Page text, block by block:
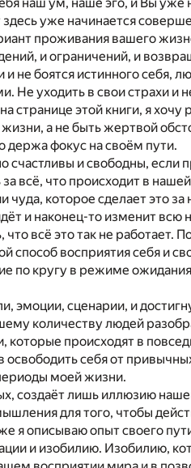
уже начинается
проживания вашего
и ограничений, и
не боятся истинного себя,
Не уходить в свои страхи и
этой книги, я хочу
а не быть жертвой
держа фокус на своём пути.
и свободны, если
всё, что происходит в
которое сделает это за
и наконец-то изменит всю
всё это так не работает.
способ восприятия себя и
кругу в режиме
эмоции, сценарии, и
количеству людей
происходят в
освободить себя от
моей жизни.
создаёт лишь иллюзию
для того, чтобы
я описываю опыт своего
и изобилию. Изобилию,